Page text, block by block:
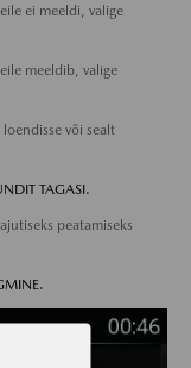
ei meeldi, valige
meeldib, valige
või sealt
TAGASI.
peatamiseks
.